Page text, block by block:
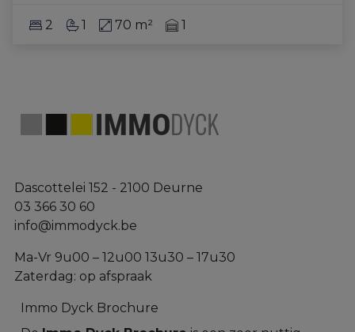
2 1 70 m² 1
Dascottelei 152 - 2100 Deurne
03 366 30 60
info@immodyck.be
Ma-Vr 9u00 – 12u00 13u30 – 17u30
Zaterdag: op afspraak
Immo Dyck Brochure